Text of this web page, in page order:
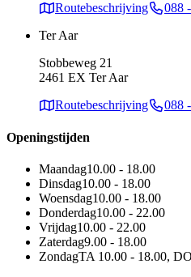
Routebeschrijving
088
Ter Aar
Stobbeweg 21
2461 EX Ter Aar
Routebeschrijving
088
Openingstijden
Maandag10.00 - 18.00
Dinsdag10.00 - 18.00
Woensdag10.00 - 18.00
Donderdag10.00 - 22.00
Vrijdag10.00 - 22.00
Zaterdag9.00 - 18.00
ZondagTA 10.00 - 18.00,